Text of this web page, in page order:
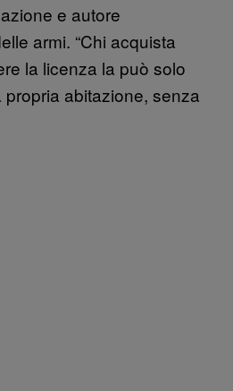
e autore
armi. “Chi acquista
la licenza la può solo
abitazione, senza